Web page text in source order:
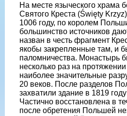
На месте языческого храма
Святого Креста (Święty
1006 году, по королем
большинство источников
назван в честь фрагмент
якобы закрепленные там, и
паломничества. Монастырь
несколько раз на
наиболее значительные
20 веков. После разделов
захватили здание в 1819
Частично восстановлена ​​в
после обретения Польшей